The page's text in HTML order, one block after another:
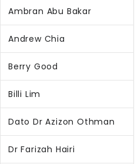
Ambran Abu Bakar
Andrew Chia
Berry Good
Billi Lim
Dato Dr Azizon Othman
Dr Farizah Hairi